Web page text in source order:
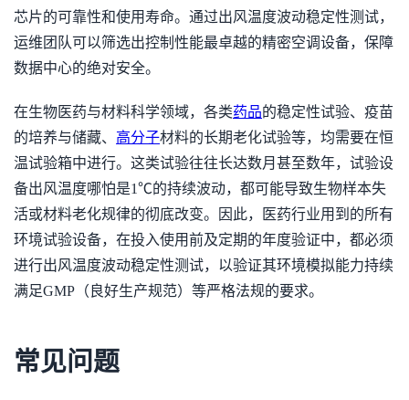
芯片的可靠性和使用寿命。通过出风温度波动稳定性测试，
运维团队可以筛选出控制性能最卓越的精密空调设备，保障
数据中心的绝对安全。
在生物医药与材料科学领域，各类药品的稳定性试验、疫苗
的培养与储藏、 高分子材料的长期老化试验等，均需要在恒
温试验箱中进行。这类试验往往长达数月甚至数年，试验设
备出风温度哪怕是1℃的持续波动，都可能导致生物样本失
活或材料老化规律的彻底改变。因此，医药行业用到的所有
环境试验设备，在投入使用前及定期的年度验证中，都必须
进行出风温度波动稳定性测试，以验证其环境模拟能力持续
满足GMP（良好生产规范）等严格法规的要求。
常见问题